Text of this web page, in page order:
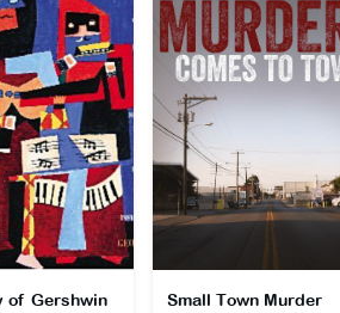
of Gershwin Small Town Murder